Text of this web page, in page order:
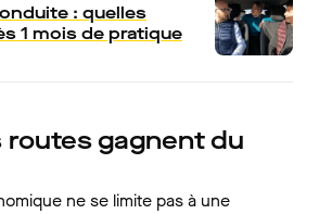
: quelles
1 mois de pratique
gagnent du
ne se limite pas à une